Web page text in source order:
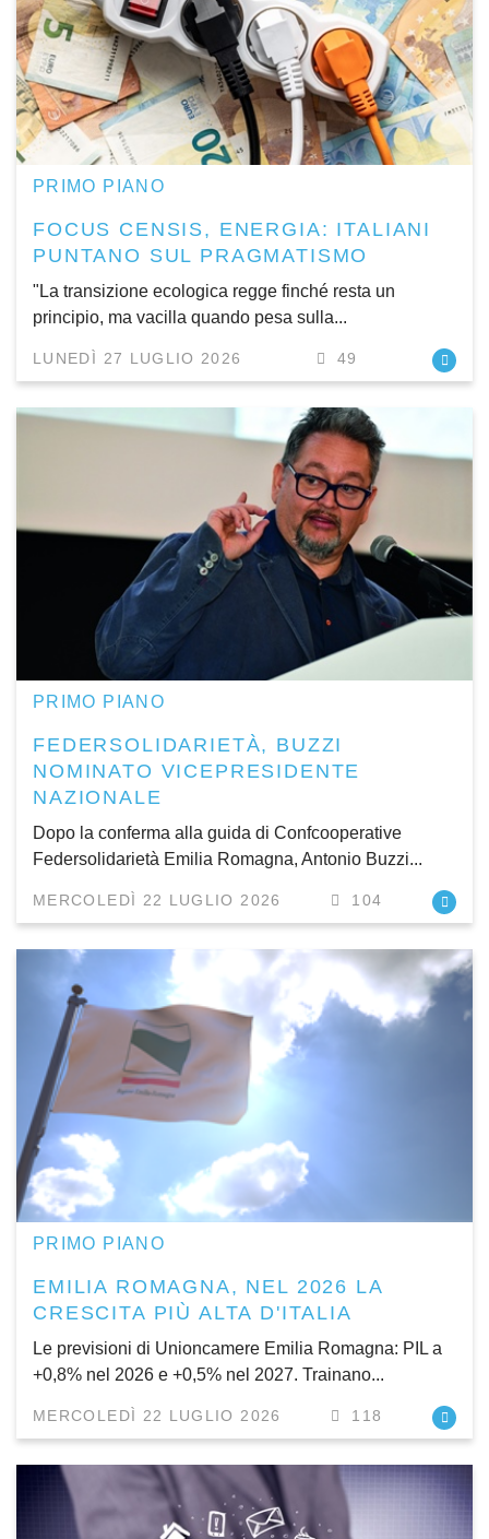
PRIMO PIANO
FOCUS CENSIS, ENERGIA: ITALIANI
PUNTANO SUL PRAGMATISMO
"La transizione ecologica regge finché resta un
principio, ma vacilla quando pesa sulla...
LUNEDÌ 27 LUGLIO 2026 49
PRIMO PIANO
FEDERSOLIDARIETÀ, BUZZI
NOMINATO VICEPRESIDENTE
NAZIONALE
Dopo la conferma alla guida di Confcooperative
Federsolidarietà Emilia Romagna, Antonio Buzzi...
MERCOLEDÌ 22 LUGLIO 2026 104
PRIMO PIANO
EMILIA ROMAGNA, NEL 2026 LA
CRESCITA PIÙ ALTA D'ITALIA
Le previsioni di Unioncamere Emilia Romagna: PIL a
+0,8% nel 2026 e +0,5% nel 2027. Trainano...
MERCOLEDÌ 22 LUGLIO 2026 118